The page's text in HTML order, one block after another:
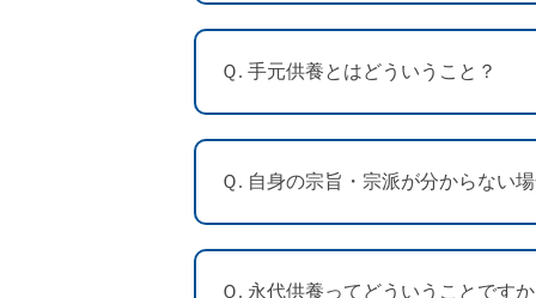
Ｑ. 手元供養とはどういうこと？
Ｑ. 自身の宗旨・宗派が分からない場
Ｑ. 永代供養ってどういうことですか